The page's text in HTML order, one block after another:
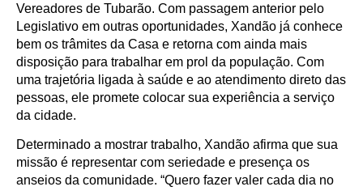
Vereadores de Tubarão. Com passagem anterior pelo
Legislativo em outras oportunidades, Xandão já conhece
bem os trâmites da Casa e retorna com ainda mais
disposição para trabalhar em prol da população. Com
uma trajetória ligada à saúde e ao atendimento direto das
pessoas, ele promete colocar sua experiência a serviço
da cidade.
Determinado a mostrar trabalho, Xandão afirma que sua
missão é representar com seriedade e presença os
anseios da comunidade. “Quero fazer valer cada dia no